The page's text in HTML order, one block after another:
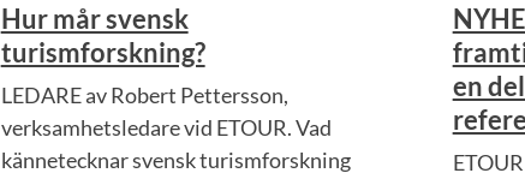
Hur mår svensk
turismforskning?
LEDARE av Robert Pettersson,
verksamhetsledare vid ETOUR. Vad
kännetecknar svensk turismforskning
en